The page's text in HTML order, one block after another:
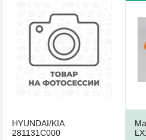
HYUNDAI/KIA
281131C000